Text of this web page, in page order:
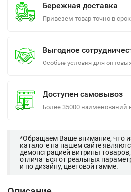
Бережная доставка
Привезем товар точно в срок
Выгодное
Особые условия для
Доступен самовывоз
Более 35000 наименований
*Обращаем Ваше внимание, что
каталоге на нашем сайте
демонстрацией витрины
отличаться от реальных
и по дизайну, цветовой гамме.